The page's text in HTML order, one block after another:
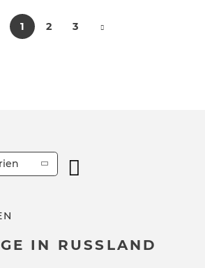
1 2 3
IN RUSSLAND